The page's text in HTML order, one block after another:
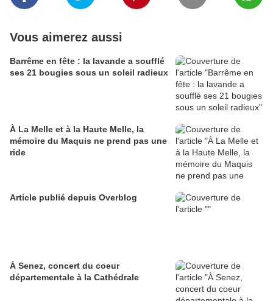
Vous aimerez aussi
Barrême en fête : la lavande a soufflé
ses 21 bougies sous un soleil radieux
À La Melle et à la Haute Melle, la
mémoire du Maquis ne prend pas une
ride
Article publié depuis Overblog
À Senez, concert du coeur
départementale à la Cathédrale